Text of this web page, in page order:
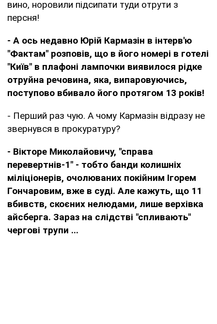
вино, норовили підсипати туди отрути з
персня!
- А ось недавно Юрій Кармазін в інтерв'ю
"Фактам" розповів, що в його номері в готелі
"Київ" в плафоні лампочки виявилося рідке
отруйна речовина, яка, випаровуючись,
поступово вбивало його протягом 13 років!
- Перший раз чую. А чому Кармазін відразу не
звернувся в прокуратуру?
- Вікторе Миколайовичу, "справа
перевертнів-1" - тобто банди колишніх
міліціонерів, очолюваних покійним Ігорем
Гончаровим, вже в суді. Але кажуть, що 11
вбивств, скоєних нелюдами, лише верхівка
айсберга. Зараз на слідстві "спливають"
чергові трупи ...